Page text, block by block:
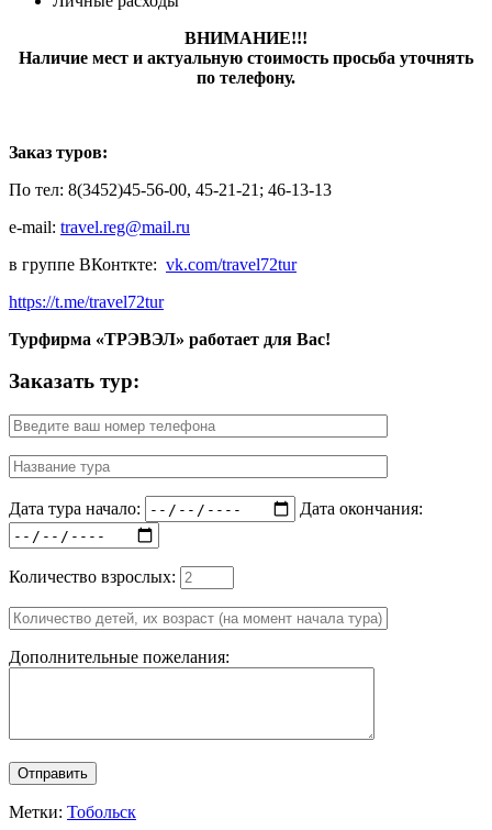
ВНИМАНИЕ!!!
Наличие мест и актуальную стоимость просьба уточнять
по телефону.
Заказ туров:
По тел: 8(3452)45-56-00, 45-21-21; 46-13-13
e-mail: travel.reg@mail.ru
в группе ВКонткте: vk.com/travel72tur
https://t.me/travel72tur
Турфирма «ТРЭВЭЛ» работает для Вас!
Заказать тур:
Дата тура начало: Дата окончания:
Количество взрослых:
Дополнительные пожелания:
Отправить
Метки: Тобольск